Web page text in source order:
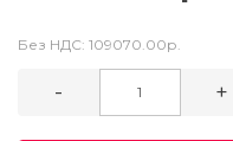
Без НДС: 109070.00р.
- +